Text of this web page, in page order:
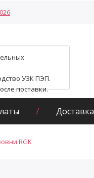
УЗК ПЭП.
поставки.
Доставка
RGK